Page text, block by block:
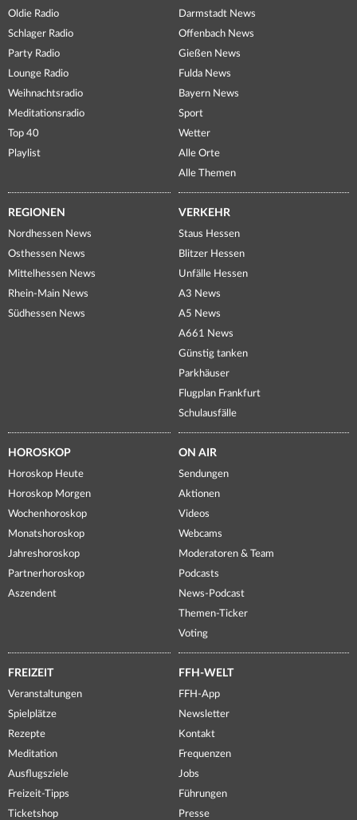
Oldie Radio
Schlager Radio
Party Radio
Lounge Radio
Weihnachtsradio
Meditationsradio
Top 40
Playlist
Darmstadt News
Offenbach News
Gießen News
Fulda News
Bayern News
Sport
Wetter
Alle Orte
Alle Themen
REGIONEN
Nordhessen News
Osthessen News
Mittelhessen News
Rhein-Main News
Südhessen News
VERKEHR
Staus Hessen
Blitzer Hessen
Unfälle Hessen
A3 News
A5 News
A661 News
Günstig tanken
Parkhäuser
Flugplan Frankfurt
Schulausfälle
HOROSKOP
Horoskop Heute
Horoskop Morgen
Wochenhoroskop
Monatshoroskop
Jahreshoroskop
Partnerhoroskop
Aszendent
ON AIR
Sendungen
Aktionen
Videos
Webcams
Moderatoren & Team
Podcasts
News-Podcast
Themen-Ticker
Voting
FREIZEIT
Veranstaltungen
Spielplätze
Rezepte
Meditation
Ausflugsziele
Freizeit-Tipps
Ticketshop
FFH-WELT
FFH-App
Newsletter
Kontakt
Frequenzen
Jobs
Führungen
Presse